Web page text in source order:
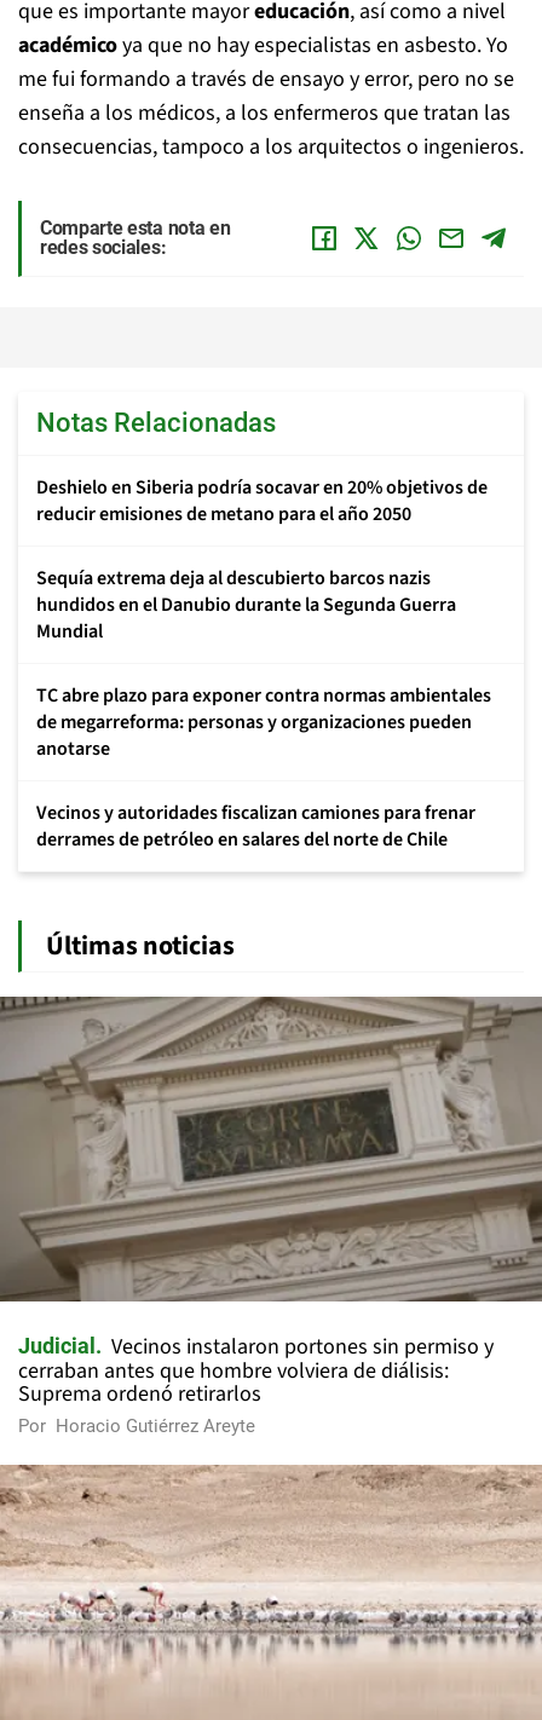
que es importante mayoreducación, así como a nivel
académicoya que no hay especialistas en asbesto. Yo
me fui formando a través de ensayo y error, pero no se
enseña a los médicos, a los enfermeros que tratan las
consecuencias, tampoco a los arquitectos o ingenieros.
Comparte esta nota en
redes sociales:
Notas Relacionadas
Deshielo en Siberia podría socavar en 20% objetivos de
reducir emisiones de metano para el año 2050
Sequía extrema deja al descubierto barcos nazis
hundidos en el Danubio durante la Segunda Guerra
Mundial
TC abre plazo para exponer contra normas ambientales
de megarreforma: personas y organizaciones pueden
anotarse
Vecinos y autoridades fiscalizan camiones para frenar
derrames de petróleo en salares del norte de Chile
Últimas noticias
Judicial
Vecinos instalaron portones sin permiso y
cerraban antes que hombre volviera de diálisis:
Suprema ordenó retirarlos
Por Horacio Gutiérrez Areyte